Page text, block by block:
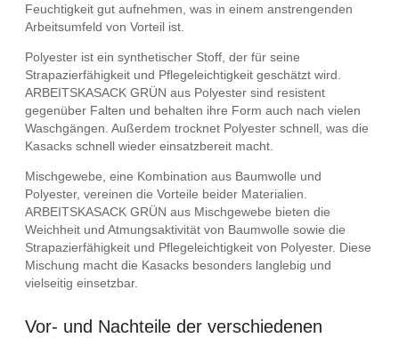
Feuchtigkeit gut aufnehmen, was in einem anstrengenden
Arbeitsumfeld von Vorteil ist.
Polyester ist ein synthetischer Stoff, der für seine
Strapazierfähigkeit und Pflegeleichtigkeit geschätzt wird.
ARBEITSKASACK GRÜN aus Polyester sind resistent
gegenüber Falten und behalten ihre Form auch nach vielen
Waschgängen. Außerdem trocknet Polyester schnell, was die
Kasacks schnell wieder einsatzbereit macht.
Mischgewebe, eine Kombination aus Baumwolle und
Polyester, vereinen die Vorteile beider Materialien.
ARBEITSKASACK GRÜN aus Mischgewebe bieten die
Weichheit und Atmungsaktivität von Baumwolle sowie die
Strapazierfähigkeit und Pflegeleichtigkeit von Polyester. Diese
Mischung macht die Kasacks besonders langlebig und
vielseitig einsetzbar.
Vor- und Nachteile der verschiedenen